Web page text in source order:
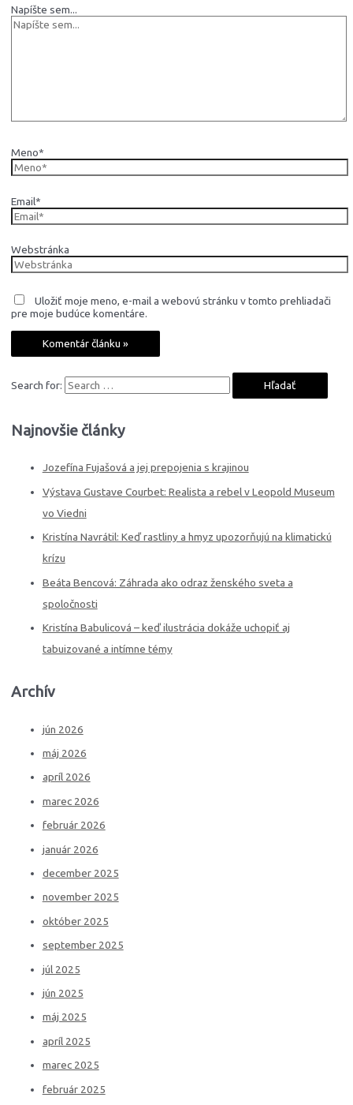
Napíšte sem...
Meno*
Email*
Webstránka
Uložiť moje meno, e-mail a webovú stránku v tomto prehliadači
pre moje budúce komentáre.
Search for:
Najnovšie články
Jozefína Fujašová a jej prepojenia s krajinou
Výstava Gustave Courbet: Realista a rebel v Leopold Museum
vo Viedni
Kristína Navrátil: Keď rastliny a hmyz upozorňujú na klimatickú
krízu
Beáta Bencová: Záhrada ako odraz ženského sveta a
spoločnosti
Kristína Babulicová – keď ilustrácia dokáže uchopiť aj
tabuizované a intímne témy
Archív
jún 2026
máj 2026
apríl 2026
marec 2026
február 2026
január 2026
december 2025
november 2025
október 2025
september 2025
júl 2025
jún 2025
máj 2025
apríl 2025
marec 2025
február 2025